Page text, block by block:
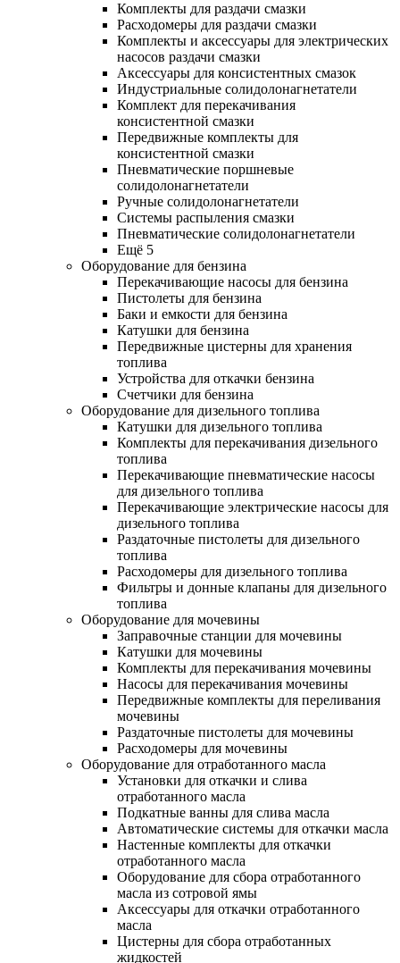
Комплекты для раздачи смазки
Расходомеры для раздачи смазки
Комплекты и аксессуары для электрических
насосов раздачи смазки
Аксессуары для консистентных смазок
Индустриальные солидолонагнетатели
Комплект для перекачивания
консистентной смазки
Передвижные комплекты для
консистентной смазки
Пневматические поршневые
солидолонагнетатели
Ручные солидолонагнетатели
Системы распыления смазки
Пневматические солидолонагнетатели
Ещё 5
Оборудование для бензина
Перекачивающие насосы для бензина
Пистолеты для бензина
Баки и емкости для бензина
Катушки для бензина
Передвижные цистерны для хранения
топлива
Устройства для откачки бензина
Счетчики для бензина
Оборудование для дизельного топлива
Катушки для дизельного топлива
Комплекты для перекачивания дизельного
топлива
Перекачивающие пневматические насосы
для дизельного топлива
Перекачивающие электрические насосы для
дизельного топлива
Раздаточные пистолеты для дизельного
топлива
Расходомеры для дизельного топлива
Фильтры и донные клапаны для дизельного
топлива
Оборудование для мочевины
Заправочные станции для мочевины
Катушки для мочевины
Комплекты для перекачивания мочевины
Насосы для перекачивания мочевины
Передвижные комплекты для переливания
мочевины
Раздаточные пистолеты для мочевины
Расходомеры для мочевины
Оборудование для отработанного масла
Установки для откачки и слива
отработанного масла
Подкатные ванны для слива масла
Автоматические системы для откачки масла
Настенные комплекты для откачки
отработанного масла
Оборудование для сбора отработанного
масла из сотровой ямы
Аксессуары для откачки отработанного
масла
Цистерны для сбора отработанных
жидкостей